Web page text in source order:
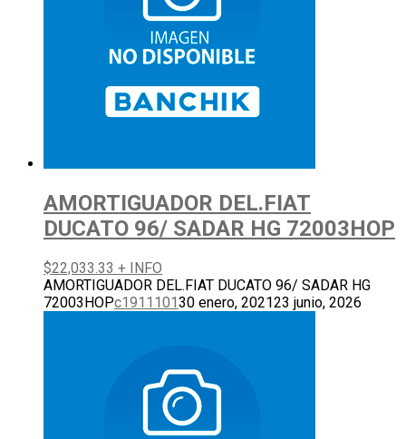
AMORTIGUADOR DEL.FIAT
DUCATO 96/ SADAR HG 72003HOP
$22,033.33 + INFO
AMORTIGUADOR DEL.FIAT DUCATO 96/ SADAR HG
72003HOPc191110130 enero, 202123 junio, 2026